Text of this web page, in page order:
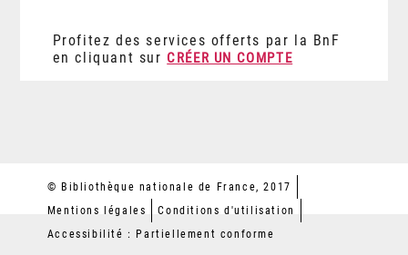
Profitez des services offerts par la BnF
en cliquant sur CRÉER UN COMPTE
© Bibliothèque nationale de France, 2017
Mentions légales
Conditions d'utilisation
Accessibilité : Partiellement conforme